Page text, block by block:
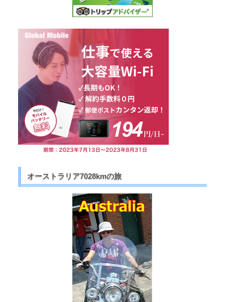
オーストラリア7028kmの旅